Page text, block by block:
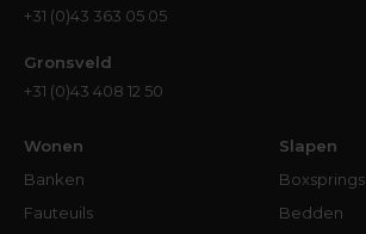
+31 (0)43 363 05 05
Gronsveld
+31 (0)43 408 12 50
Wonen
Banken
Fauteuils
Slapen
Boxsprings
Bedden